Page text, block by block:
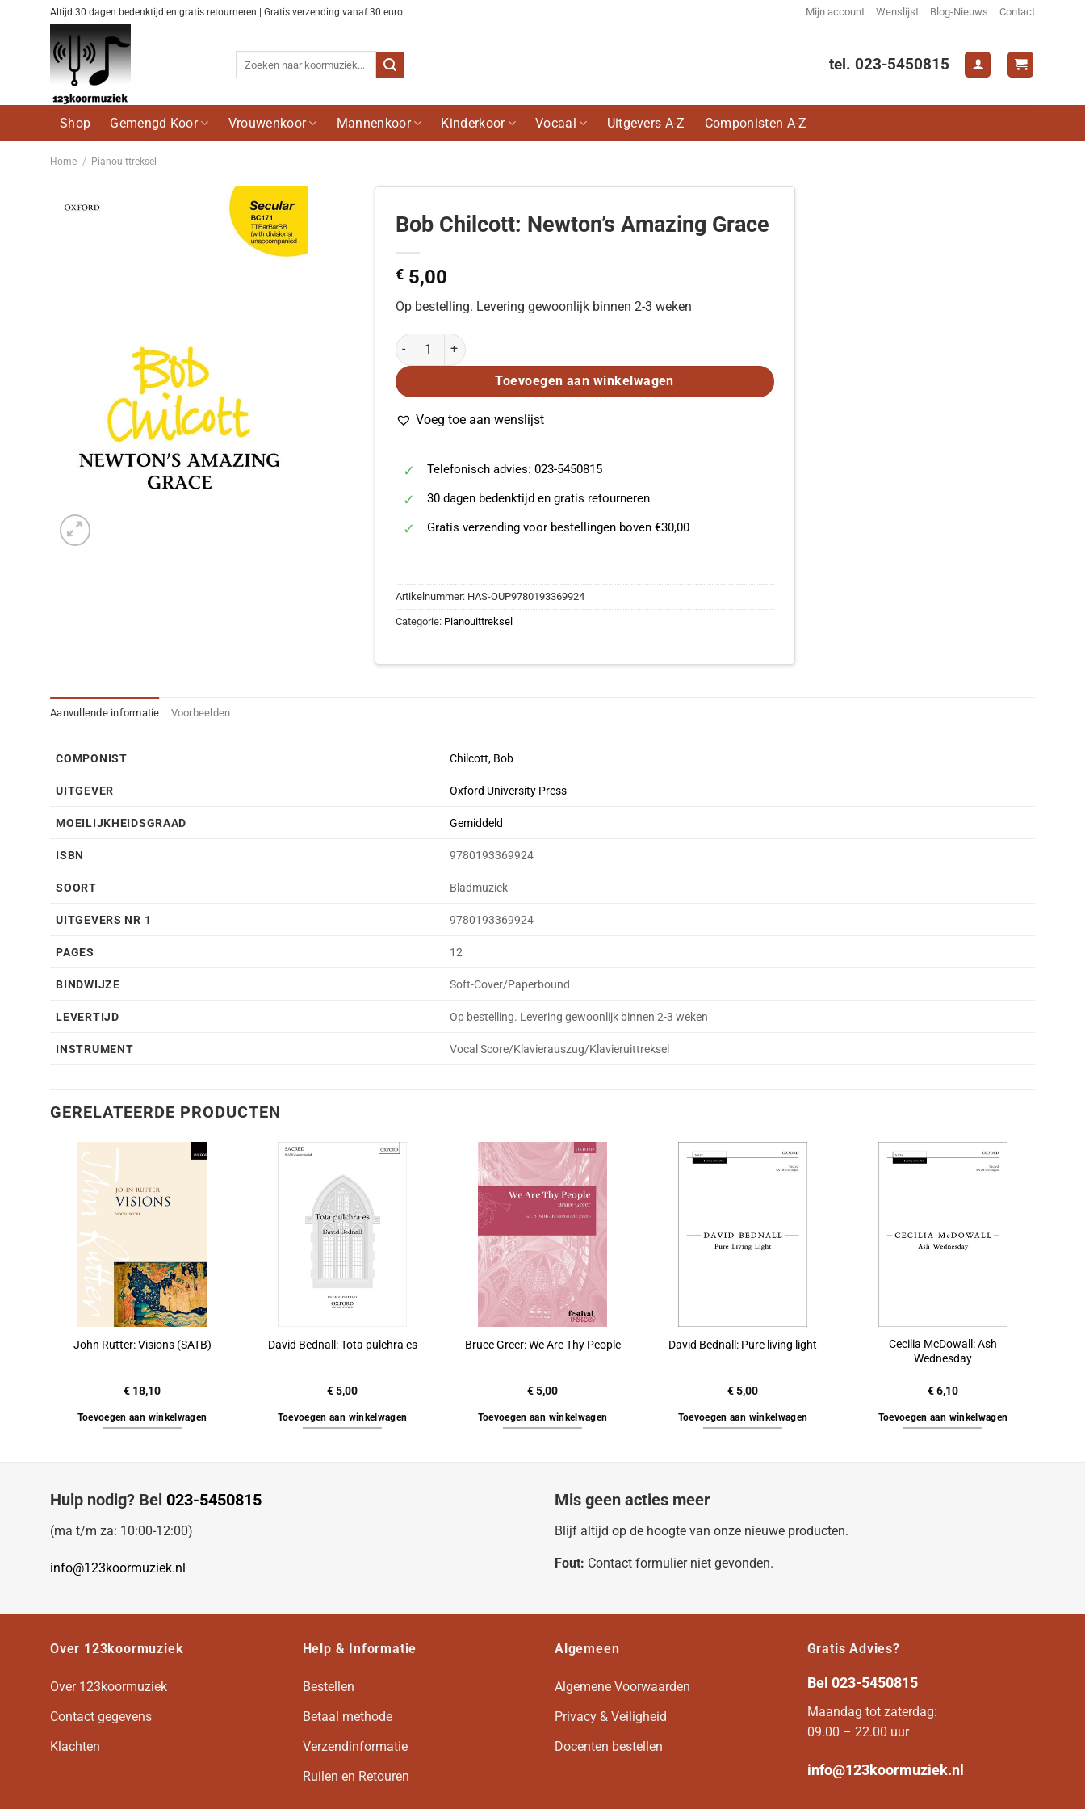
Altijd 30 dagen bedenktijd en gratis retourneren | Gratis verzending vanaf 30 euro. Mijn account Wenslijst Blog-Nieuws Contact
tel. 023-5450815
Shop Gemengd Koor Vrouwenkoor Mannenkoor Kinderkoor Vocaal Uitgevers A-Z Componisten A-Z
Home / Pianouittreksel
Voeg
toe aan
Bob Chilcott: Newton’s Amazing Grace
€5,00
Op bestelling. Levering gewoonlijk binnen 2-3 weken
Bob Chilcott: Newton's Amazing Grace aantal
Toevoegen aan winkelwagen
Voeg toe aan wenslijst
Telefonisch advies: 023-5450815
30 dagen bedenktijd en gratis retourneren
Gratis verzending voor bestellingen boven €30,00
Artikelnummer: HAS-OUP9780193369924
Categorie: Pianouittreksel
Aanvullende informatie Voorbeelden
COMPONIST Chilcott, Bob
UITGEVER Oxford University Press
MOEILIJKHEIDSGRAAD Gemiddeld
ISBN 9780193369924
SOORT Bladmuziek
UITGEVERS NR 1 9780193369924
PAGES 12
BINDWIJZE Soft-Cover/Paperbound
LEVERTIJD Op bestelling. Levering gewoonlijk binnen 2-3 weken
INSTRUMENT Vocal Score/Klavierauszug/Klavieruittreksel
GERELATEERDE PRODUCTEN
John Rutter: Visions (SATB)
€ 18,10
Toevoegen aan winkelwagen
David Bednall: Tota pulchra es
€5,00
Toevoegen aan winkelwagen
Bruce Greer: We Are Thy People
€5,00
Toevoegen aan winkelwagen
David Bednall: Pure living light
€5,00
Toevoegen aan winkelwagen
Cecilia McDowall: Ash
Wednesday
€6,10
Toevoegen aan winkelwagen
Hulp nodig? Bel 023-5450815
(ma t/m za: 10:00-12:00)
info@123koormuziek.nl
Mis geen acties meer
Blijf altijd op de hoogte van onze nieuwe producten.
Fout: Contact formulier niet gevonden.
Over 123koormuziek
Over 123koormuziek
Contact gegevens
Klachten
Help & Informatie
Bestellen
Betaal methode
Verzendinformatie
Ruilen en Retouren
Algemeen
Algemene Voorwaarden
Privacy & Veiligheid
Docenten bestellen
Gratis Advies?
Bel 023-5450815
Maandag tot zaterdag:
09.00 – 22.00 uur
info@123koormuziek.nl